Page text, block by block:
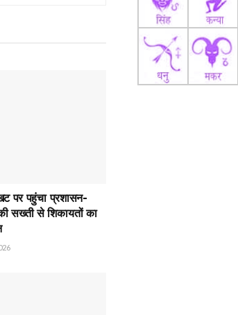
पर पहुंचा प्रशासन-
सख्ती से शिकायतों का